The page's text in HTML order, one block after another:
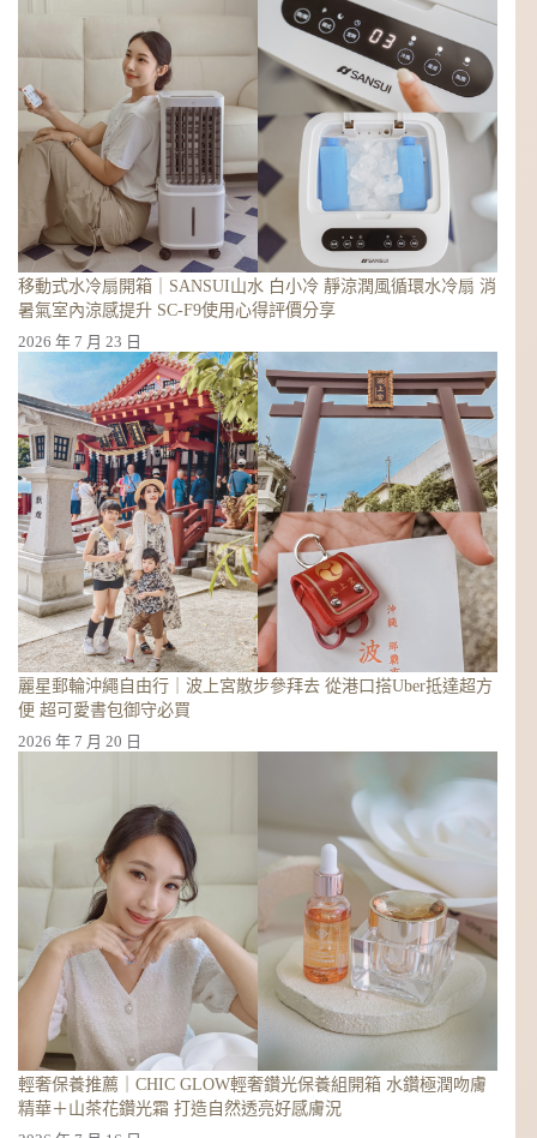
移動式水冷扇開箱｜SANSUI山水 白小冷 靜涼潤風循環水冷扇 消
暑氣室內涼感提升 SC-F9使用心得評價分享
2026 年 7 月 23 日
麗星郵輪沖繩自由行｜波上宮散步參拜去 從港口搭Uber抵達超方
便 超可愛書包御守必買
2026 年 7 月 20 日
輕奢保養推薦｜CHIC GLOW輕奢鑽光保養組開箱 水鑽極潤吻膚
精華＋山茶花鑽光霜 打造自然透亮好感膚況